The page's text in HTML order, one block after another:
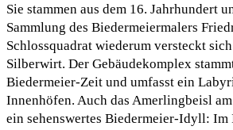
Sie stammen aus dem 16. Jahrhundert
Sammlung des Biedermeiermalers
Schlossquadrat wiederum versteckt
Silberwirt. Der Gebäudekomplex
Biedermeier-Zeit und umfasst ein
Innenhöfen. Auch das Amerlingbeisl
ein sehenswertes Biedermeier-Idyll: Im